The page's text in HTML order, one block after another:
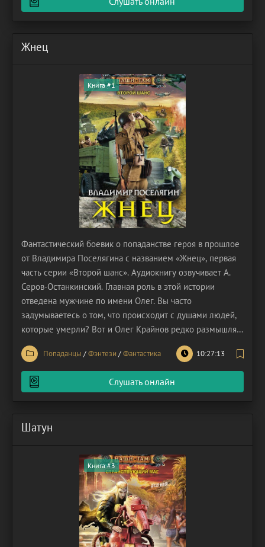
от той, с
Жнец
Книга #1
Фантастический боевик о попаданстве героя в прошлое
от Владимира Поселягина с названием «Жнец», первая
часть серии «Второй шанс». Аудиокнигу озвучивает А.
Серов-Останкинский. Главная роль в этой истории
отведена мужчине по имени Олег. Вы часто
задумываетесь о том, что происходит с душами людей,
которые умерли? Вот и Олег Крайнов редко размышлял
на этот счёт. Однажды в его жизни наступил момент,
заставивший задуматься на тему загробной жизни. Олег
умер, узнав, что жизнь после смерти всё же
Попаданцы /Фэнтези /Фантастика 10:27:13
Слушать онлайн
Шатун
Книга #3